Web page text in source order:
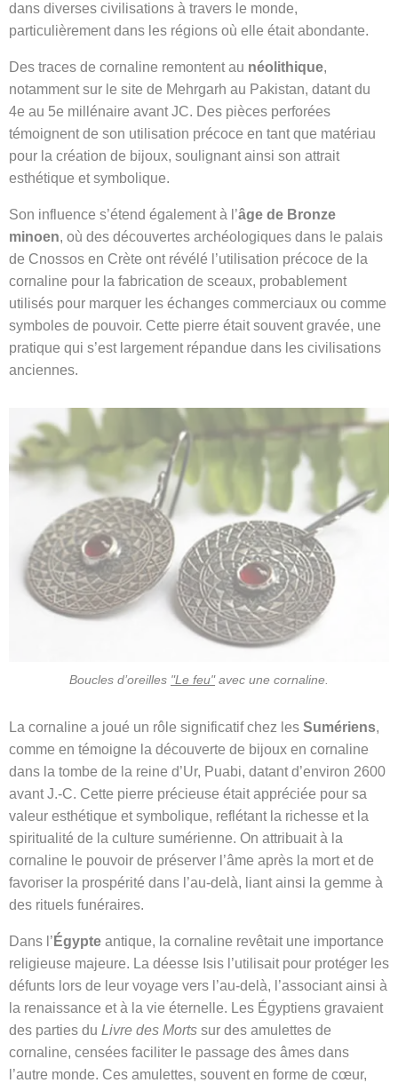
dans diverses civilisations à travers le monde,
particulièrement dans les régions où elle était abondante.
Des traces de cornaline remontent au néolithique,
notamment sur le site de Mehrgarh au Pakistan, datant du
4e au 5e millénaire avant JC. Des pièces perforées
témoignent de son utilisation précoce en tant que matériau
pour la création de bijoux, soulignant ainsi son attrait
esthétique et symbolique.
Son influence s’étend également à l’âge de Bronze
minoen, où des découvertes archéologiques dans le palais
de Cnossos en Crète ont révélé l’utilisation précoce de la
cornaline pour la fabrication de sceaux, probablement
utilisés pour marquer les échanges commerciaux ou comme
symboles de pouvoir. Cette pierre était souvent gravée, une
pratique qui s’est largement répandue dans les civilisations
anciennes.
Boucles d’oreilles "Le feu"avec une cornaline.
La cornaline a joué un rôle significatif chez les Sumériens,
comme en témoigne la découverte de bijoux en cornaline
dans la tombe de la reine d’Ur, Puabi, datant d’environ 2600
avant J.-C. Cette pierre précieuse était appréciée pour sa
valeur esthétique et symbolique, reflétant la richesse et la
spiritualité de la culture sumérienne. On attribuait à la
cornaline le pouvoir de préserver l’âme après la mort et de
favoriser la prospérité dans l’au-delà, liant ainsi la gemme à
des rituels funéraires.
Dans l’ Égypte antique, la cornaline revêtait une importance
religieuse majeure. La déesse Isis l’utilisait pour protéger les
défunts lors de leur voyage vers l’au-delà, l’associant ainsi à
la renaissance et à la vie éternelle. Les Égyptiens gravaient
des parties du Livre des Morts sur des amulettes de
cornaline, censées faciliter le passage des âmes dans
l’autre monde. Ces amulettes, souvent en forme de cœur,